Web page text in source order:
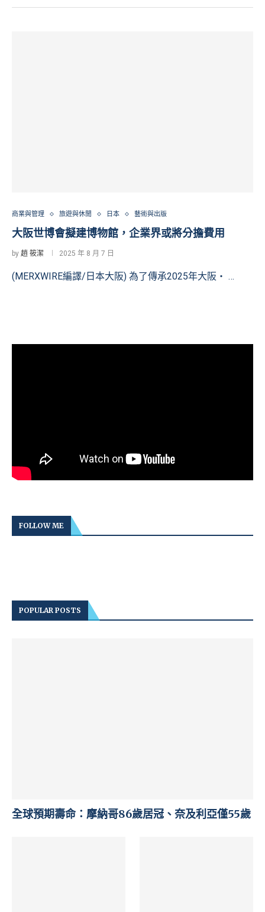
商業與管理 旅遊與休閒 日本 藝術與出版
大阪世博會擬建博物館，企業界或將分擔費用
by 趙 筱潔 2025 年 8 月 7 日
(MERXWIRE編譯/日本大阪) 為了傳承2025年大阪・ …
FOLLOW ME
POPULAR POSTS
全球預期壽命：摩納哥86歲居冠、奈及利亞僅55歲